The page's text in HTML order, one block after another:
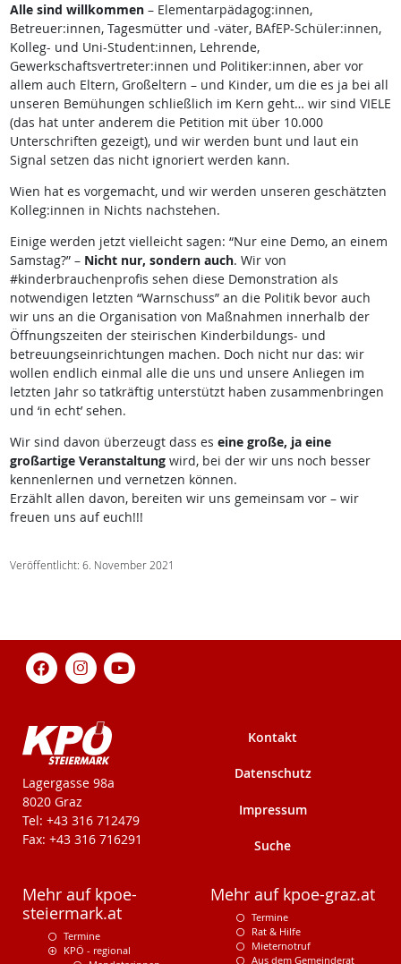
Alle sind willkommen– Elementarpädagog:innen,
Betreuer:innen, Tagesmütter und -väter, BAfEP-Schüler:innen,
Kolleg- und Uni-Student:innen, Lehrende,
Gewerkschaftsvertreter:innen und Politiker:innen, aber vor
allem auch Eltern, Großeltern – und Kinder, um die es ja bei all
unseren Bemühungen schließlich im Kern geht… wir sind VIELE
(das hat unter anderem die Petition mit über 10.000
Unterschriften gezeigt), und wir werden bunt und laut ein
Signal setzen das nicht ignoriert werden kann.
Wien hat es vorgemacht, und wir werden unseren geschätzten
Kolleg:innen in Nichts nachstehen.
Einige werden jetzt vielleicht sagen: “Nur eine Demo, an einem
Samstag?” – Nicht nur, sondern auch. Wir von
#kinderbrauchenprofis sehen diese Demonstration als
notwendigen letzten “Warnschuss” an die Politik bevor auch
wir uns an die Organisation von Maßnahmen innerhalb der
Öffnungszeiten der steirischen Kinderbildungs- und
betreuungseinrichtungen machen. Doch nicht nur das: wir
wollen endlich einmal alle die uns und unsere Anliegen im
letzten Jahr so tatkräftig unterstützt haben zusammenbringen
und ‘in echt’ sehen.
Wir sind davon überzeugt dass es eine große, ja eine
großartige Veranstaltung wird, bei der wir uns noch besser
kennenlernen und vernetzen können.
Erzählt allen davon, bereiten wir uns gemeinsam vor – wir
freuen uns auf euch!!!
Veröffentlicht: 6. November 2021
KPÖ-Steiermark
Lagergasse 98a
8020 Graz
Tel: +43 316 712479
Fax: +43 316 716291
Kontakt
Datenschutz
Impressum
Suche
Mehr auf kpoe-
steiermark.at
Termine
KPÖ - regional
Mehr auf kpoe-graz.at
Termine
Rat & Hilfe
Mieternotruf
Aus dem Gemeinderat